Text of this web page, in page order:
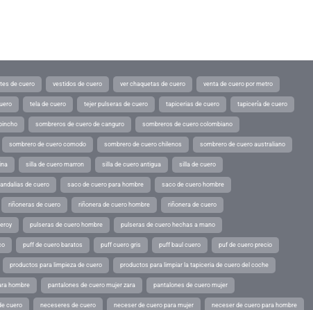
de cuero vestidos de cuero ver chaquetas de cuero venta de cuero por metro
tela de cuero tejer pulseras de cuero tapicerias de cuero tapicería de cuero
sombreros de cuero de canguro sombreros de cuero colombiano
sombrero de cuero comodo sombrero de cuero chilenos sombrero de cuero australiano
silla de cuero marron silla de cuero antigua silla de cuero
de cuero saco de cuero para hombre saco de cuero hombre
riñoneras de cuero riñonera de cuero hombre riñonera de cuero
pulseras de cuero hombre pulseras de cuero hechas a mano
puff de cuero baratos puff cuero gris puff baul cuero puf de cuero precio
productos para limpieza de cuero productos para limpiar la tapiceria de cuero del coche
hombre pantalones de cuero mujer zara pantalones de cuero mujer
cuero neceseres de cuero neceser de cuero para mujer neceser de cuero para hombre